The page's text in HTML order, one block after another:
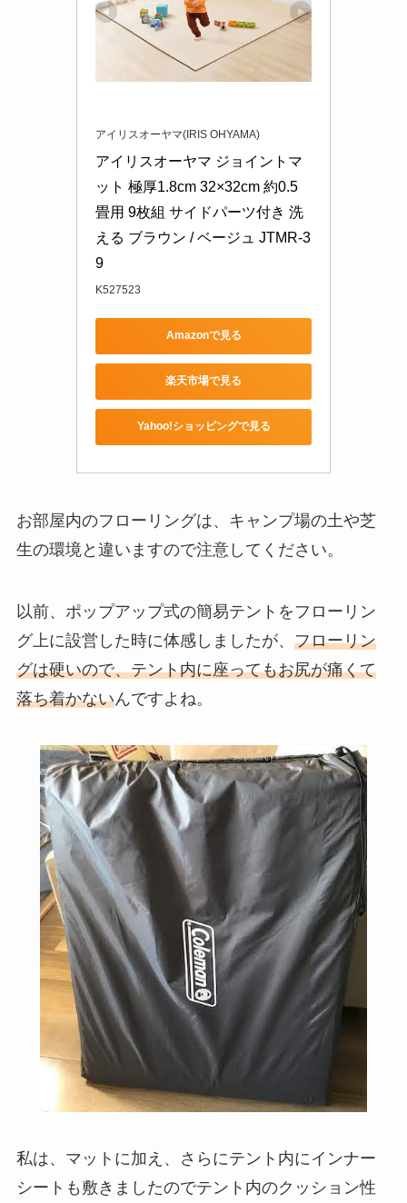
アイリスオーヤマ(IRIS OHYAMA)
アイリスオーヤマ ジョイントマ
ット 極厚1.8cm 32×32cm 約0.5
畳用 9枚組 サイドパーツ付き 洗
える ブラウン / ベージュ JTMR-3
9
K527523
Amazonで見る
楽天市場で見る
Yahoo!ショッピングで見る
お部屋内のフローリングは、キャンプ場の土や芝
生の環境と違いますので注意してください。
以前、ポップアップ式の簡易テントをフローリン
グ上に設営した時に体感しましたが、 フローリン
グは硬いので、テント内に座ってもお尻が痛くて
落ち着かないんですよね。
私は、マットに加え、さらにテント内にインナー
シートも敷きましたのでテント内のクッション性